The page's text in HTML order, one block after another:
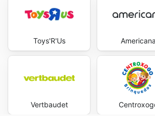
Toys'R'Us
Vertbaudet
Americana